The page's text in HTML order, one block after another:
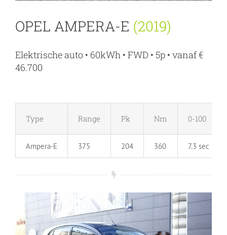
OPEL AMPERA-E (2019)
Elektrische auto • 60kWh • FWD • 5p • vanaf €
46.700
Type Range Pk Nm 0-100
Ampera-E 375 204 360 7.3 sec